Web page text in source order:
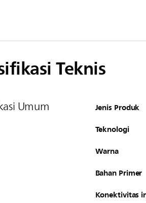
Teknis
Umum Jenis Produk
Teknologi
Warna
Bahan Primer
Konektivitas